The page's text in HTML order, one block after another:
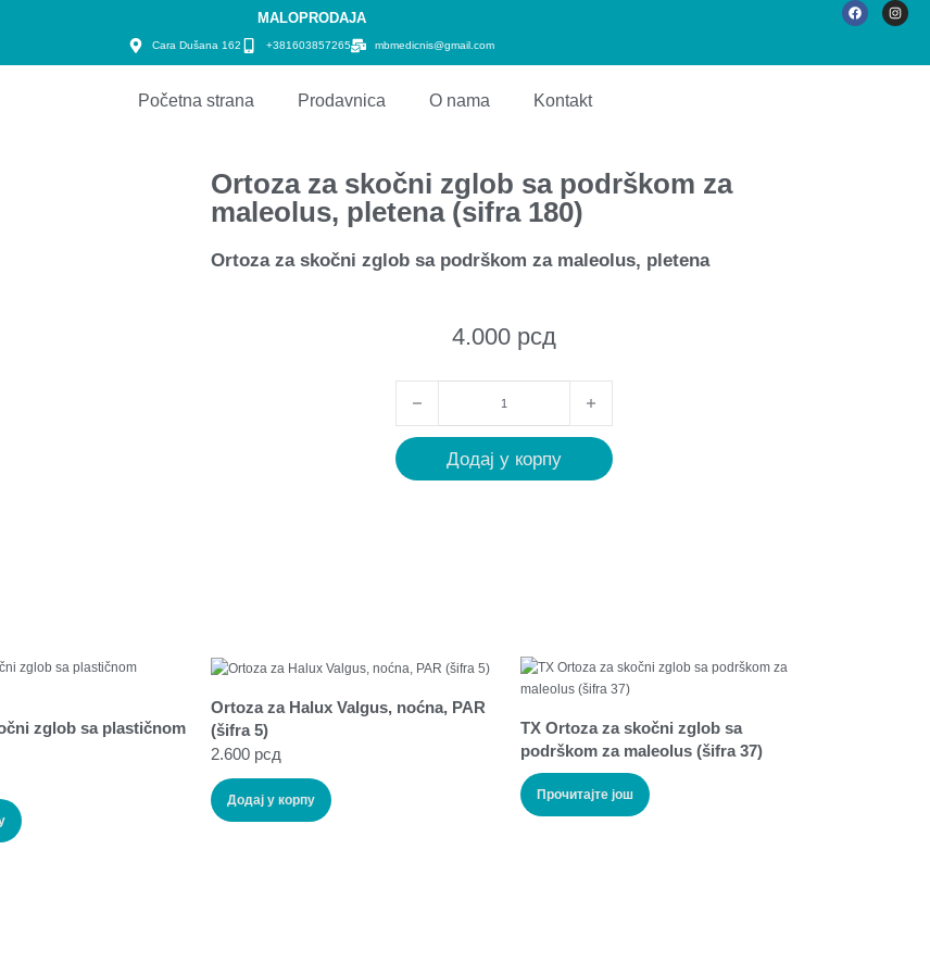
MALOPRODAJA
Cara Dušana 162 +381603857265 mbmedicnis@gmail.com
Početna strana Prodavnica O nama Kontakt
Ortoza za skočni zglob sa podrškom za
maleolus, pletena (sifra 180)
Ortoza za skočni zglob sa podrškom za maleolus, pletena
4.000 рсд
Додај у корпу
zglob sa plastičnom
Ortoza za Halux Valgus, noćna, PAR
(šifra 5)
2.600 рсд
Додај у корпу
TX Ortoza za skočni zglob sa
podrškom za maleolus (šifra 37)
Прочитајте још